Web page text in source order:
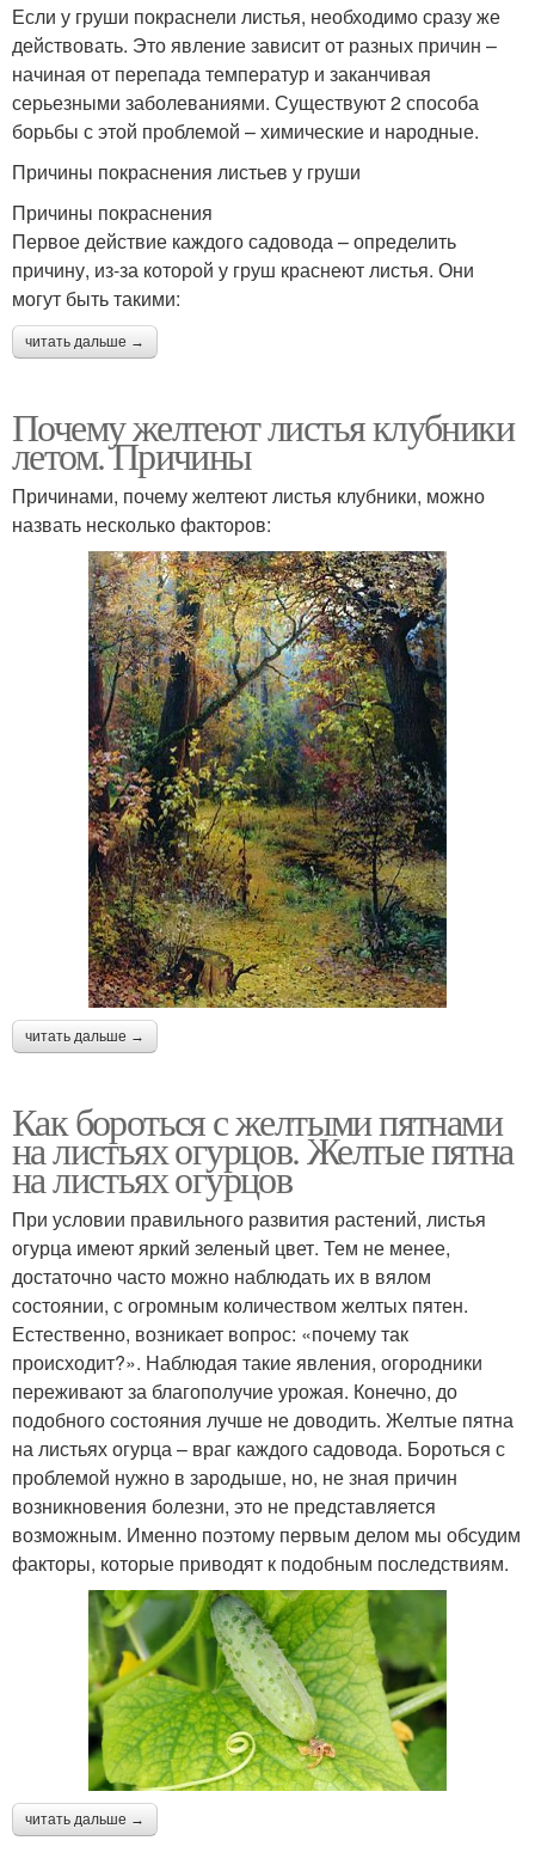
Если у груши покраснели листья, необходимо сразу же
действовать. Это явление зависит от разных причин –
начиная от перепада температур и заканчивая
серьезными заболеваниями. Существуют 2 способа
борьбы с этой проблемой – химические и народные.
Причины покраснения листьев у груши
Причины покраснения
Первое действие каждого садовода – определить
причину, из-за которой у груш краснеют листья. Они
могут быть такими:
читать дальше →
Почему желтеют листья клубники
летом. Причины
Причинами, почему желтеют листья клубники, можно
назвать несколько факторов:
читать дальше →
Как бороться с желтыми пятнами
на листьях огурцов. Желтые пятна
на листьях огурцов
При условии правильного развития растений, листья
огурца имеют яркий зеленый цвет. Тем не менее,
достаточно часто можно наблюдать их в вялом
состоянии, с огромным количеством желтых пятен.
Естественно, возникает вопрос: «почему так
происходит?». Наблюдая такие явления, огородники
переживают за благополучие урожая. Конечно, до
подобного состояния лучше не доводить. Желтые пятна
на листьях огурца – враг каждого садовода. Бороться с
проблемой нужно в зародыше, но, не зная причин
возникновения болезни, это не представляется
возможным. Именно поэтому первым делом мы обсудим
факторы, которые приводят к подобным последствиям.
читать дальше →